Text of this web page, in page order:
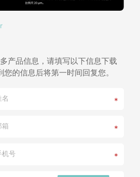
产品信息，请填写以下信息下载
的信息后将第一时间回复您。
*
*
*